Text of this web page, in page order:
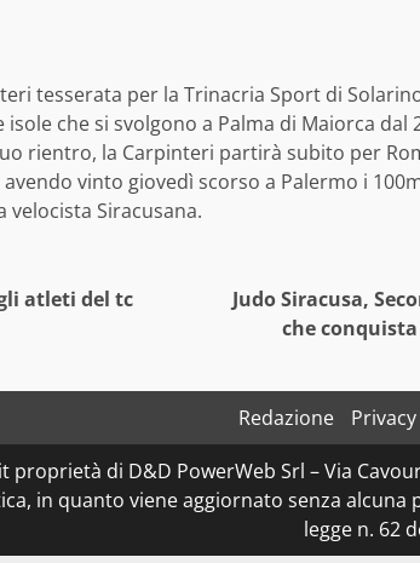
tesserata per la Trinacria Sport di
che si svolgono a Palma di Maiorca dal
rientro, la Carpinteri partirà subito per
vinto giovedì scorso a Palermo i
Siracusana.
atleti del tc
Judo Siracusa,
che
Redazione
di D&D PowerWeb Srl – Via
in quanto viene aggiornato senza
legge n. 62